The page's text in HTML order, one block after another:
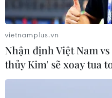
vietnamplus.vn
Nhận định Việt Nam
thủy Kim' sẽ xoay tua